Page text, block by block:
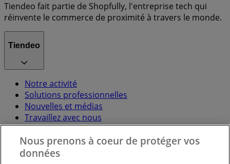
Tiendeo fait partie de Shopfully, l'entreprise tech qui
réinvente le commerce de proximité à travers le monde.
Tiendeo
Notre activité
Solutions professionnelles
Nouvelles et médias
Travaillez avec nous
Contactez-nous
Nous prenons à coeur de protéger vos
données